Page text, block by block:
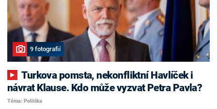
9 fotografií
Turkova pomsta, nekonfliktní Havlíček i
návrat Klause. Kdo může vyzvat Petra Pavla?
Téma: Politika